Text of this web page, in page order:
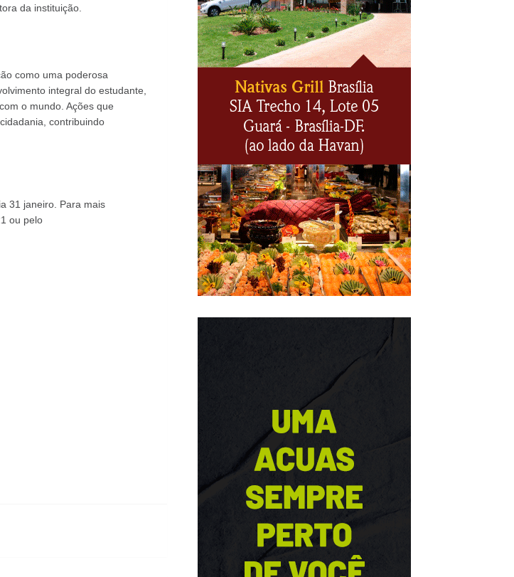
da instituição.
como uma poderosa
integral do estudante,
o mundo. Ações que
contribuindo
31 janeiro. Para mais
ou pelo